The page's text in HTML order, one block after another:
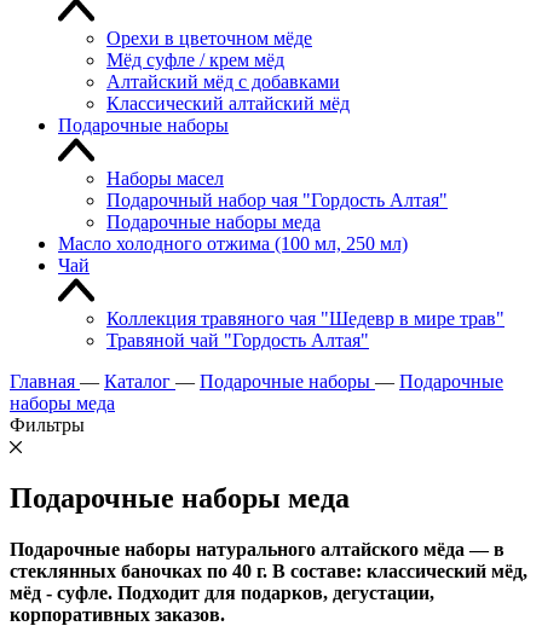
Орехи в цветочном мёде
Мёд суфле / крем мёд
Алтайский мёд с добавками
Классический алтайский мёд
Подарочные наборы
Наборы масел
Подарочный набор чая "Гордость Алтая"
Подарочные наборы меда
Масло холодного отжима (100 мл, 250 мл)
Чай
Коллекция травяного чая "Шедевр в мире трав"
Травяной чай "Гордость Алтая"
Главная — Каталог — Подарочные наборы — Подарочные
наборы меда
Фильтры
Подарочные наборы меда
Подарочные наборы натурального алтайского мёда — в
стеклянных баночках по 40 г. В составе: классический мёд,
мёд - суфле. Подходит для подарков, дегустации,
корпоративных заказов.